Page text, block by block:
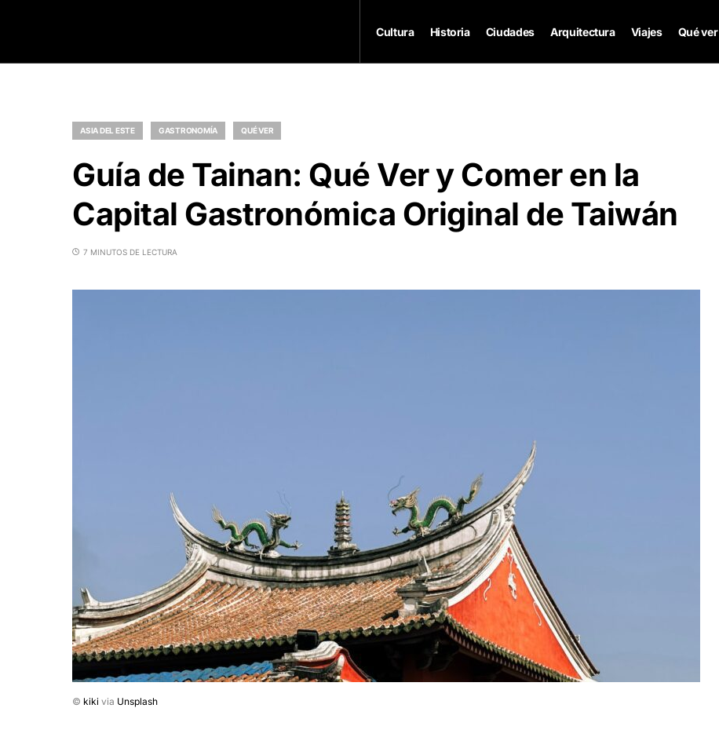
Cultura Historia Ciudades Arquitectura Viajes Qué ver
ASIA DEL ESTE GASTRONOMÍA QUÉ VER
Guía de Tainan: Qué Ver y Comer en la
Capital Gastronómica Original de Taiwán
7 MINUTOS DE LECTURA
© kiki via Unsplash